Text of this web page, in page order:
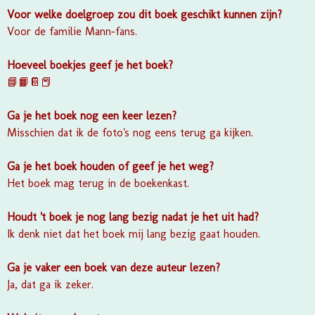
Voor welke doelgroep zou dit boek geschikt kunnen zijn?
Voor de familie Mann-fans.
Hoeveel boekjes geef je het boek?
📘📙📔📕
Ga je het boek nog een keer lezen?
Misschien dat ik de foto's nog eens terug ga kijken.
Ga je het boek houden of geef je het weg?
Het boek mag terug in de boekenkast.
Houdt 't boek je nog lang bezig nadat je het uit had?
Ik denk niet dat het boek mij lang bezig gaat houden.
Ga je vaker een boek van deze auteur lezen?
Ja, dat ga ik zeker.